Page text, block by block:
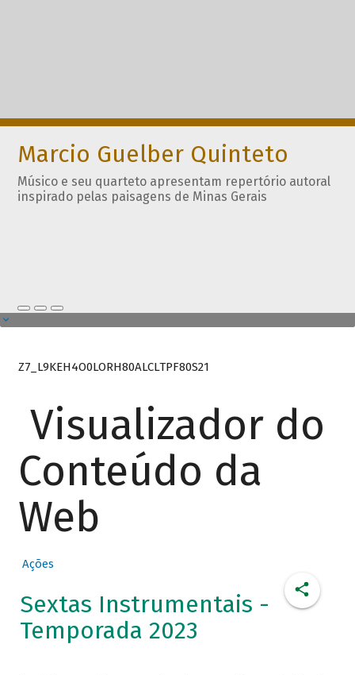
Marcio Guelber Quinteto
Músico e seu quarteto apresentam repertório autoral
inspirado pelas paisagens de Minas Gerais
Z7_L9KEH4O0LORH80ALCLTPF80S21
Visualizador do
Conteúdo da
Web
Ações
Sextas Instrumentais -
Temporada 2023